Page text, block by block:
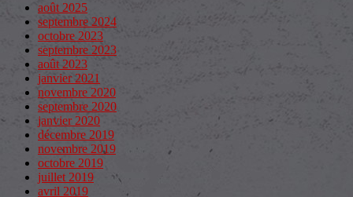
août 2025
septembre 2024
octobre 2023
septembre 2023
août 2023
janvier 2021
novembre 2020
septembre 2020
janvier 2020
décembre 2019
novembre 2019
octobre 2019
juillet 2019
avril 2019